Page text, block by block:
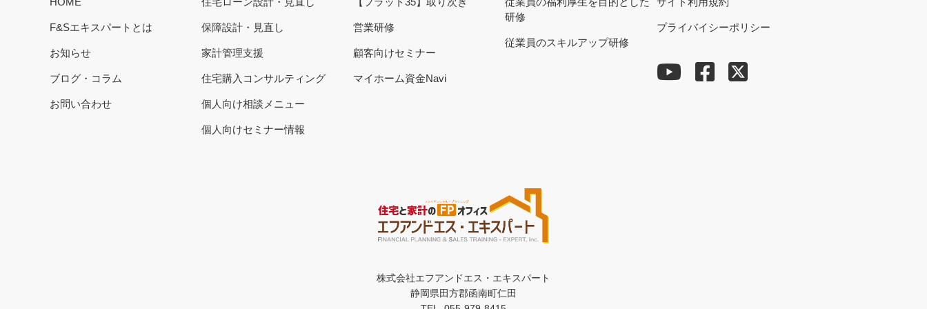
F&Sエキスパートとは
お知らせ
ブログ・コラム
お問い合わせ
保障設計・見直し
家計管理支援
住宅購入コンサルティング
個人向け相談メニュー
個人向けセミナー情報
営業研修
顧客向けセミナー
マイホーム資金Navi
研修
従業員のスキルアップ研修
プライバイシーポリシー
株式会社エフアンドエス・エキスパート
静岡県田方郡函南町仁田